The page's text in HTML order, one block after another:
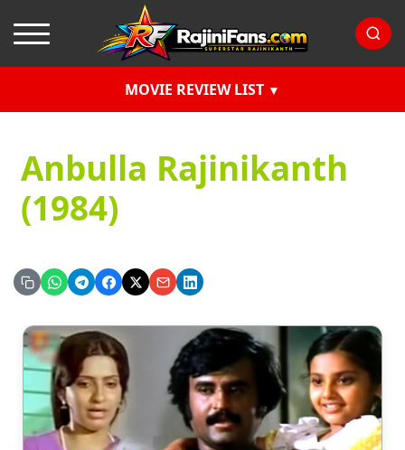
MOVIE REVIEW LIST
Anbulla Rajinikanth
(1984)